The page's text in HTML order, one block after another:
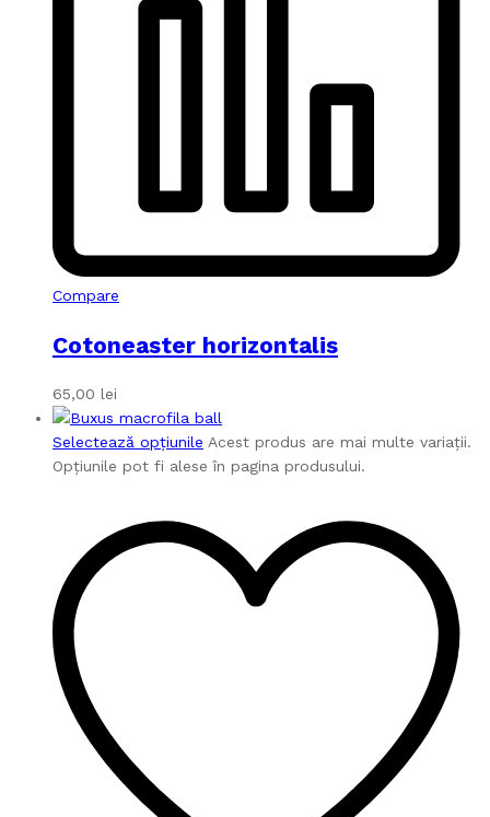
Compare
Cotoneaster horizontalis
65,00 lei
Selectează opțiunile Acest produs are mai multe variații.
Opțiunile pot fi alese în pagina produsului.